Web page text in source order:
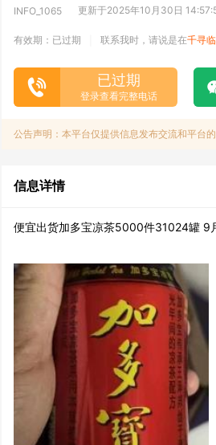
INFO_1065 更新于2025年10月30日
有效期：已过期 联系我时，请说是在千寻
已过期
登录查看完整电话
公告声明：本平台仅提供信息发布交流和平台
信息详情
便宜出货加多宝凉茶5000件31024罐 9